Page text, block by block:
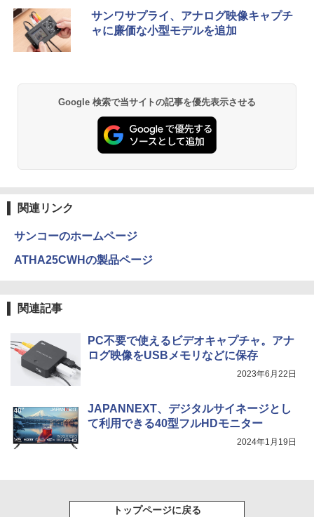
サンワサプライ、アナログ映像キャプチ
ャに廉価な小型モデルを追加
Google 検索で当サイトの記事を優先表示させる
関連リンク
サンコーのホームページ
ATHA25CWHの製品ページ
関連記事
PC不要で使えるビデオキャプチャ。アナ
ログ映像をUSBメモリなどに保存
2023年6月22日
JAPANNEXT、デジタルサイネージとし
て利用できる40型フルHDモニター
2024年1月19日
トップページに戻る